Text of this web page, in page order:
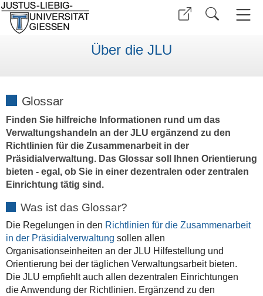
Über die JLU
Glossar
Finden Sie hilfreiche Informationen rund um das
Verwaltungshandeln an der JLU ergänzend zu den
Richtlinien für die Zusammenarbeit in der
Präsidialverwaltung. Das Glossar soll Ihnen Orientierung
bieten - egal, ob Sie in einer dezentralen oder zentralen
Einrichtung tätig sind.
Was ist das Glossar?
Die Regelungen in den Richtlinien für die Zusammenarbeit
in der Präsidialverwaltung sollen allen
Organisationseinheiten an der JLU Hilfestellung und
Orientierung bei der täglichen Verwaltungsarbeit bieten.
Die JLU empfiehlt auch allen dezentralen Einrichtungen
die Anwendung der Richtlinien. Ergänzend zu den